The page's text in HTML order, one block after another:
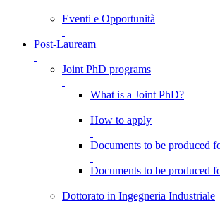
Eventi e Opportunità
Post-Lauream
Joint PhD programs
What is a Joint PhD?
How to apply
Documents to be produced
Documents to be produced
Dottorato in Ingegneria Industriale